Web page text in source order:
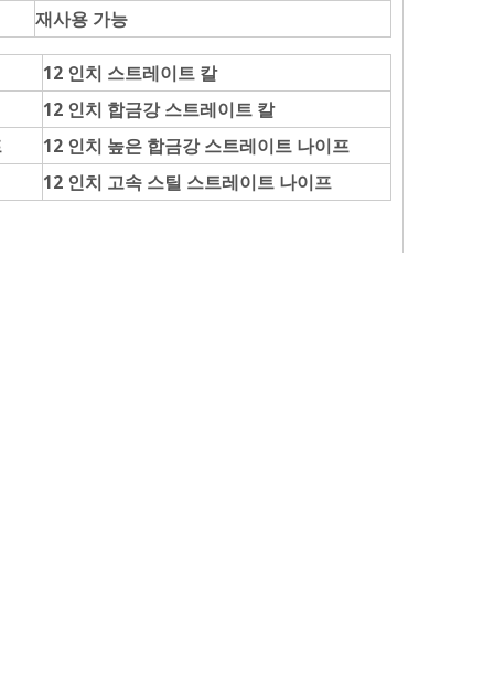
재사용 가능
12 인치 스트레이트 칼
12 인치 합금강 스트레이트 칼
12 인치 높은 합금강 스트레이트 나이프
12 인치 고속 스틸 스트레이트 나이프